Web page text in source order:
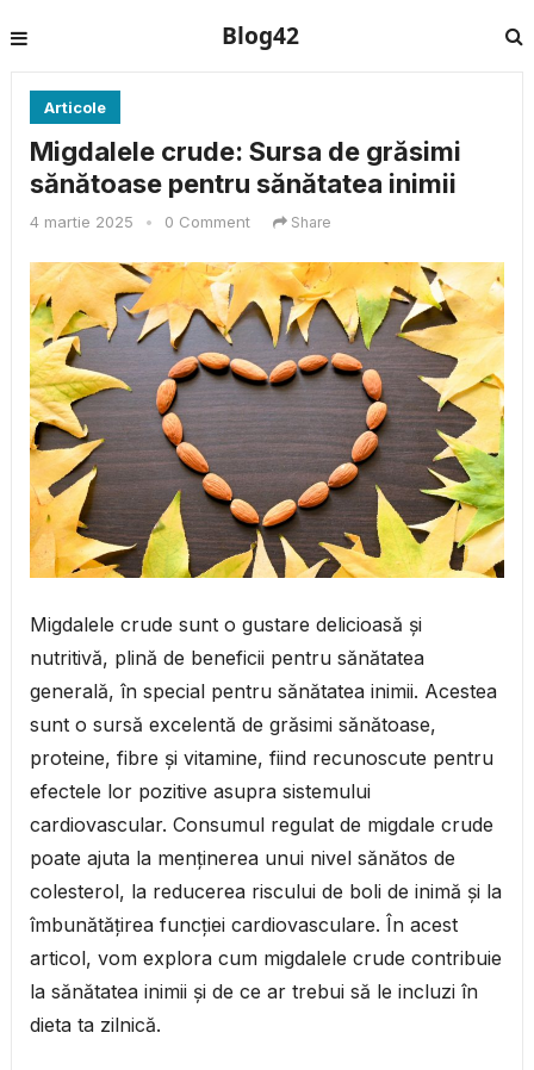
Blog42
Articole
Migdalele crude: Sursa de grăsimi
sănătoase pentru sănătatea inimii
4 martie 2025 • 0 Comment Share
Migdalele crude sunt o gustare delicioasă și
nutritivă, plină de beneficii pentru sănătatea
generală, în special pentru sănătatea inimii. Acestea
sunt o sursă excelentă de grăsimi sănătoase,
proteine, fibre și vitamine, fiind recunoscute pentru
efectele lor pozitive asupra sistemului
cardiovascular. Consumul regulat de migdale crude
poate ajuta la menținerea unui nivel sănătos de
colesterol, la reducerea riscului de boli de inimă și la
îmbunătățirea funcției cardiovasculare. În acest
articol, vom explora cum migdalele crude contribuie
la sănătatea inimii și de ce ar trebui să le incluzi în
dieta ta zilnică.